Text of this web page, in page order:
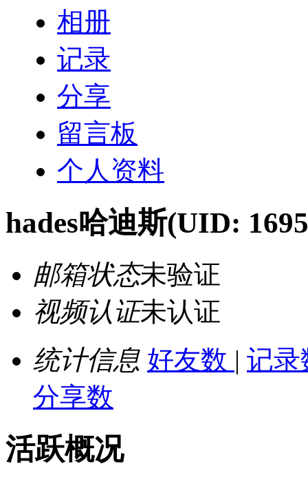
相册
记录
分享
留言板
个人资料
hades哈迪斯(UID:
邮箱状态未验证
视频认证未认证
统计信息 好友数 | 记
分享数
活跃概况